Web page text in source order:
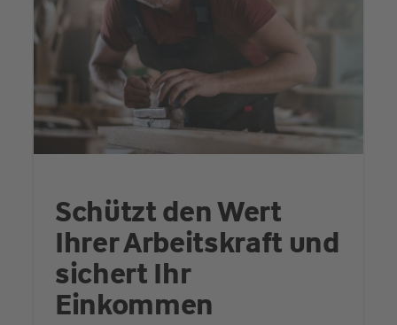
Schützt den Wert
Ihrer Arbeitskraft und
sichert Ihr
Einkommen